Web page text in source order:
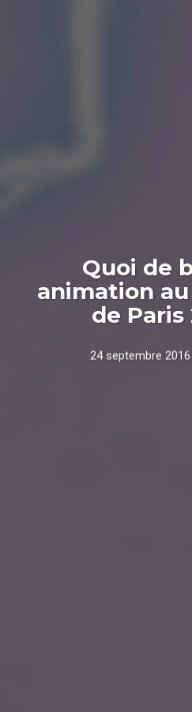
Quoi de
animation au
de Paris
24 septembre 2016